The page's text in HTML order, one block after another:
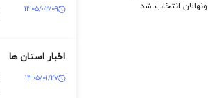
انتخاب شد 1405/02/09
اخبار استان ها
1405/01/27